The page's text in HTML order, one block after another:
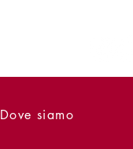
Dove siamo